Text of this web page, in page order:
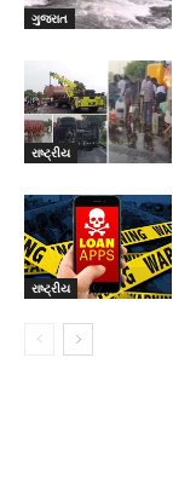
ગુજરાત
રાષ્ટ્રીય
રાષ્ટ્રીય